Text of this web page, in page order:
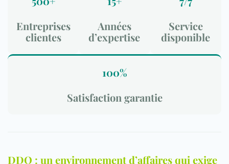
Entreprises
clientes
Années
d’expertise
Service
disponible
100%
Satisfaction garantie
DDO : un environnement d’affaires qui exige